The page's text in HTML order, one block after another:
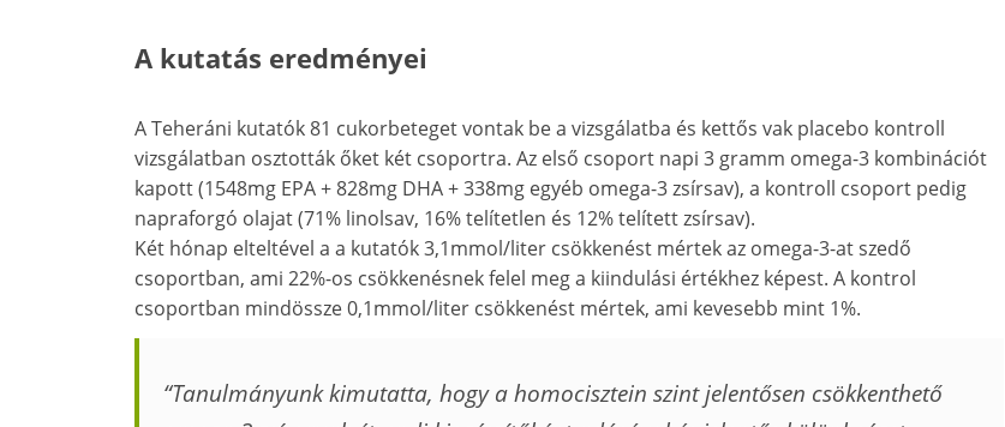
A kutatás eredményei
A Teheráni kutatók 81 cukorbeteget vontak be a vizsgálatba és kettős vak placebo kontroll
vizsgálatban osztották őket két csoportra. Az első csoport napi 3 gramm omega-3 kombinációt
kapott (1548mg EPA + 828mg DHA + 338mg egyéb omega-3 zsírsav), a kontroll csoport pedig
napraforgó olajat (71% linolsav, 16% telítetlen és 12% telített zsírsav).
Két hónap elteltével a a kutatók 3,1mmol/liter csökkenést mértek az omega-3-at szedő
csoportban, ami 22%-os csökkenésnek felel meg a kiindulási értékhez képest. A kontrol
csoportban mindössze 0,1mmol/liter csökkenést mértek, ami kevesebb mint 1%.
“Tanulmányunk kimutatta, hogy a homocisztein szint jelentősen csökkenthető